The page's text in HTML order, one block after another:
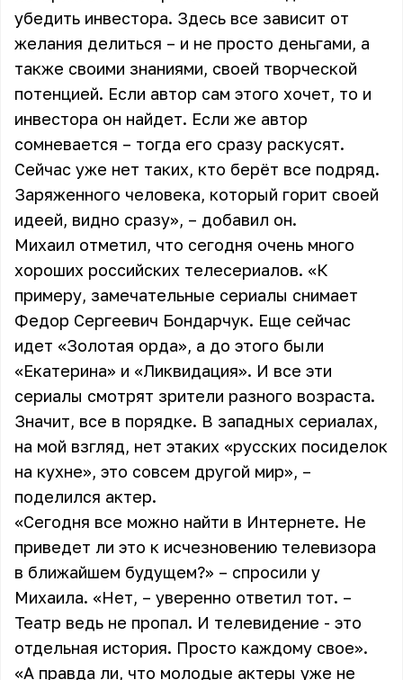
убедить инвестора. Здесь все зависит от
желания делиться – и не просто деньгами, а
также своими знаниями, своей творческой
потенцией. Если автор сам этого хочет, то и
инвестора он найдет. Если же автор
сомневается – тогда его сразу раскусят.
Сейчас уже нет таких, кто берёт все подряд.
Заряженного человека, который горит своей
идеей, видно сразу», – добавил он.
Михаил отметил, что сегодня очень много
хороших российских телесериалов. «К
примеру, замечательные сериалы снимает
Федор Сергеевич Бондарчук. Еще сейчас
идет «Золотая орда», а до этого были
«Екатерина» и «Ликвидация». И все эти
сериалы смотрят зрители разного возраста.
Значит, все в порядке. В западных сериалах,
на мой взгляд, нет этаких «русских посиделок
на кухне», это совсем другой мир», –
поделился актер.
«Сегодня все можно найти в Интернете. Не
приведет ли это к исчезновению телевизора
в ближайшем будущем?» – спросили у
Михаила. «Нет, – уверенно ответил тот. –
Театр ведь не пропал. И телевидение - это
отдельная история. Просто каждому свое».
«А правда ли, что молодые актеры уже не